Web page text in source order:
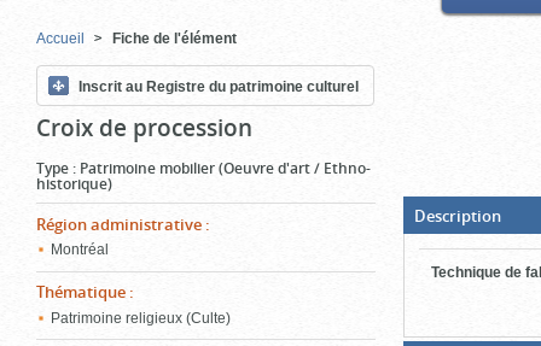
Accueil Fiche de l'élément
Inscrit au Registre du patrimoine culturel
Croix de procession
Type : Patrimoine mobilier (Oeuvre d'art / Ethno-
historique)
Région administrative :
Montréal
Thématique :
Patrimoine religieux (Culte)
Description
pour
Technique de